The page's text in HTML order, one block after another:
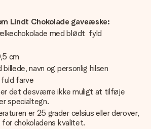
Lindt Chokolade gaveæske:
med blødt fyld
cm
billede, navn og personlig hilsen
fuld farve
det desværre ikke muligt at tilføje
specialtegn.
er 25 grader celsius eller derover,
for chokoladens kvalitet.